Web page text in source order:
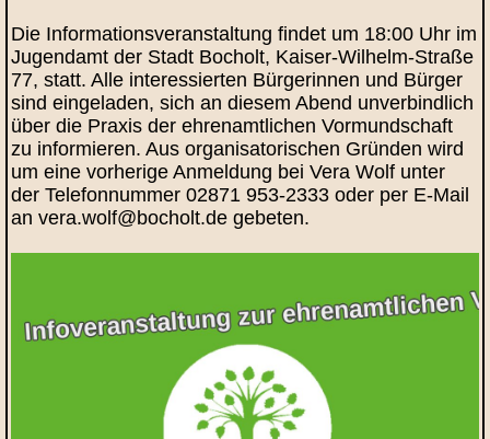
Die Informationsveranstaltung findet um 18:00 Uhr im
Jugendamt der Stadt Bocholt, Kaiser-Wilhelm-Straße
77, statt. Alle interessierten Bürgerinnen und Bürger
sind eingeladen, sich an diesem Abend unverbindlich
über die Praxis der ehrenamtlichen Vormundschaft
zu informieren. Aus organisatorischen Gründen wird
um eine vorherige Anmeldung bei Vera Wolf unter
der Telefonnummer 02871 953-2333 oder per E-Mail
an vera.wolf@bocholt.de gebeten.